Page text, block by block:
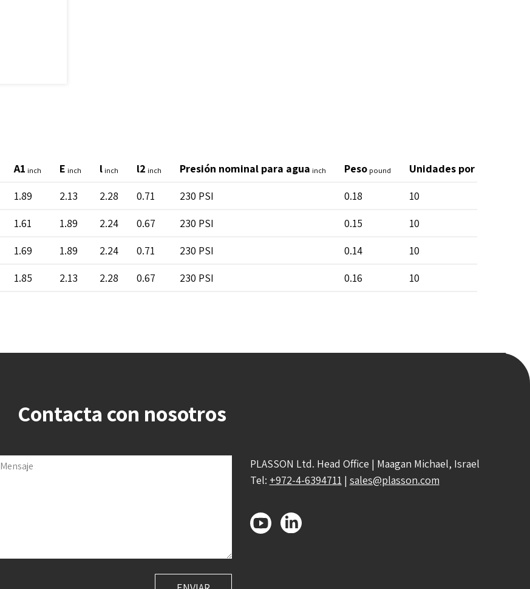
A1 inch E inch l inch l2 inch Presión nominal para agua inch Peso pound Unidades por bolsa
1.89 2.13 2.28 0.71 230 PSI 0.18
10
1.61 1.89 2.24 0.67 230 PSI 0.15
10
1.69 1.89 2.24 0.71 230 PSI 0.14
10
1.85 2.13 2.28 0.67 230 PSI 0.16 10
Contacta con nosotros
Mensaje
PLASSON Ltd. Head Office | Maagan Michael, Israel
Tel: +972-4-6394711 | sales@plasson.com